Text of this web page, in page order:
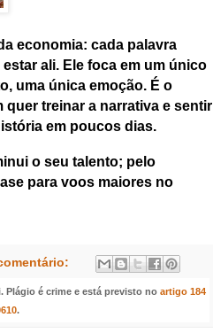
economia: cada palavra
ali. Ele foca em um único
uma única emoção. É o
treinar a narrativa e sentir
em poucos dias.
o seu talento; pelo
para voos maiores no
Plágio é crime e está previsto no artigo 184
.